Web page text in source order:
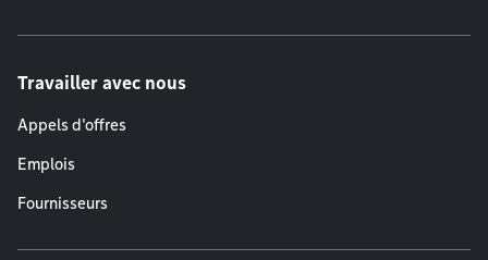
Travailler avec nous
Appels d'offres
Emplois
Fournisseurs